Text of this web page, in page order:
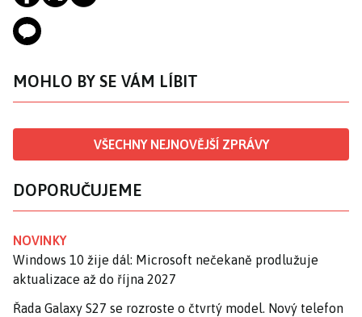
MOHLO BY SE VÁM LÍBIT
VŠECHNY NEJNOVĚJŠÍ ZPRÁVY
DOPORUČUJEME
NOVINKY
Windows 10 žije dál: Microsoft nečekaně prodlužuje
aktualizace až do října 2027
Řada Galaxy S27 se rozroste o čtvrtý model. Nový telefon